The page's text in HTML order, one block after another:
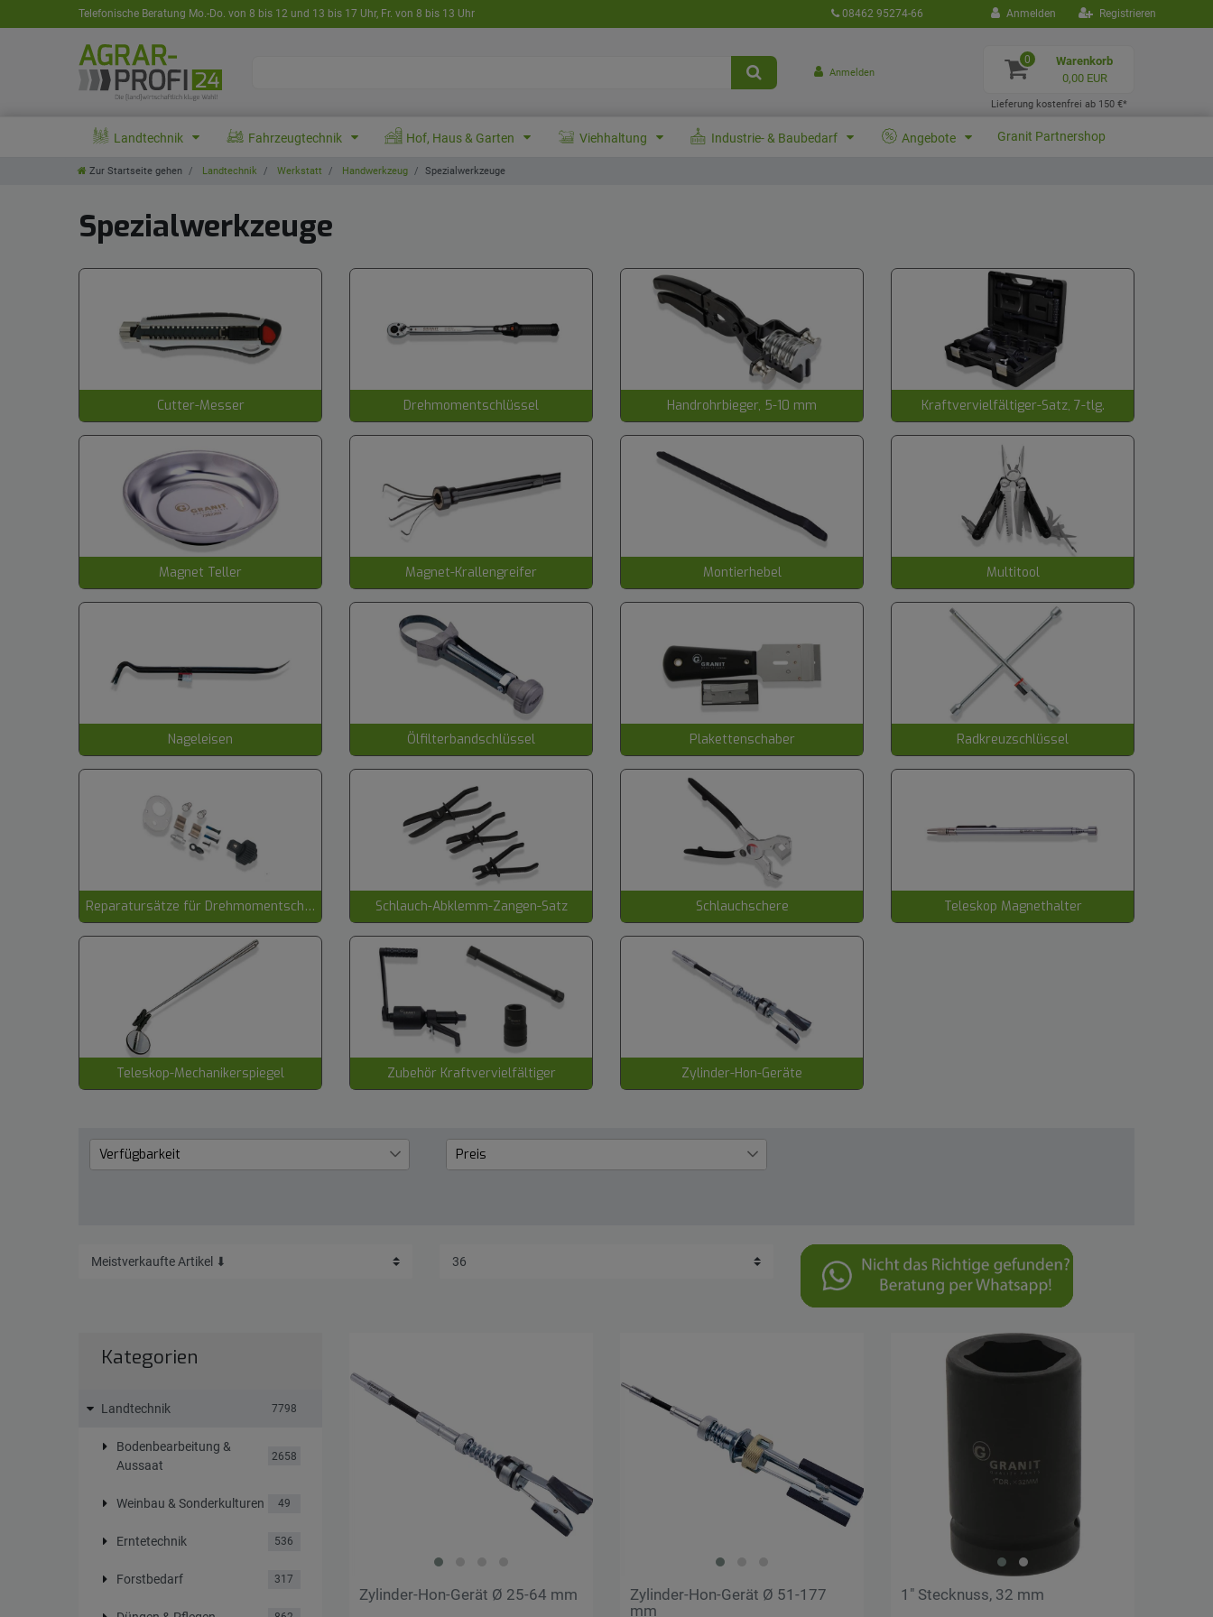
Telefonische Beratung Mo.-Do. von 8 bis 12 und 13 bis 17 Uhr, Fr. von 8 bis 13 Uhr 08462 95274-66 Anmelden Registrieren
Anmelden
0
Warenkorb
0,00 EUR
Lieferung kostenfrei ab 150 €*
Landtechnik Fahrzeugtechnik Hof, Haus & Garten Viehhaltung Industrie- & Baubedarf Angebote Granit Partnershop
Zur Startseite gehen Landtechnik Werkstatt Handwerkzeug Spezialwerkzeuge
Spezialwerkzeuge
Cutter-Messer Drehmomentschlüssel Handrohrbieger, 5-10 mm Kraftvervielfältiger-Satz, 7-tlg.
Magnet Teller Magnet-Krallengreifer Montierhebel Multitool
Nageleisen Ölfilterbandschlüssel Plakettenschaber Radkreuzschlüssel
Reparatursätze für Drehmomentschlüssel Schlauch-Abklemm-Zangen-Satz Schlauchschere Teleskop Magnethalter
Teleskop-Mechanikerspiegel Zubehör Kraftvervielfältiger Zylinder-Hon-Geräte
Verfügbarkeit Preis
Kategorien
Landtechnik 7798
Bodenbearbeitung &
Aussaat
2658
Weinbau & Sonderkulturen 49
Erntetechnik 536
Forstbedarf 317
Zylinder-Hon-Gerät Ø 25-64 mm
Zylinder-Hon-Gerät Ø 51-177
mm
1" Stecknuss, 32 mm